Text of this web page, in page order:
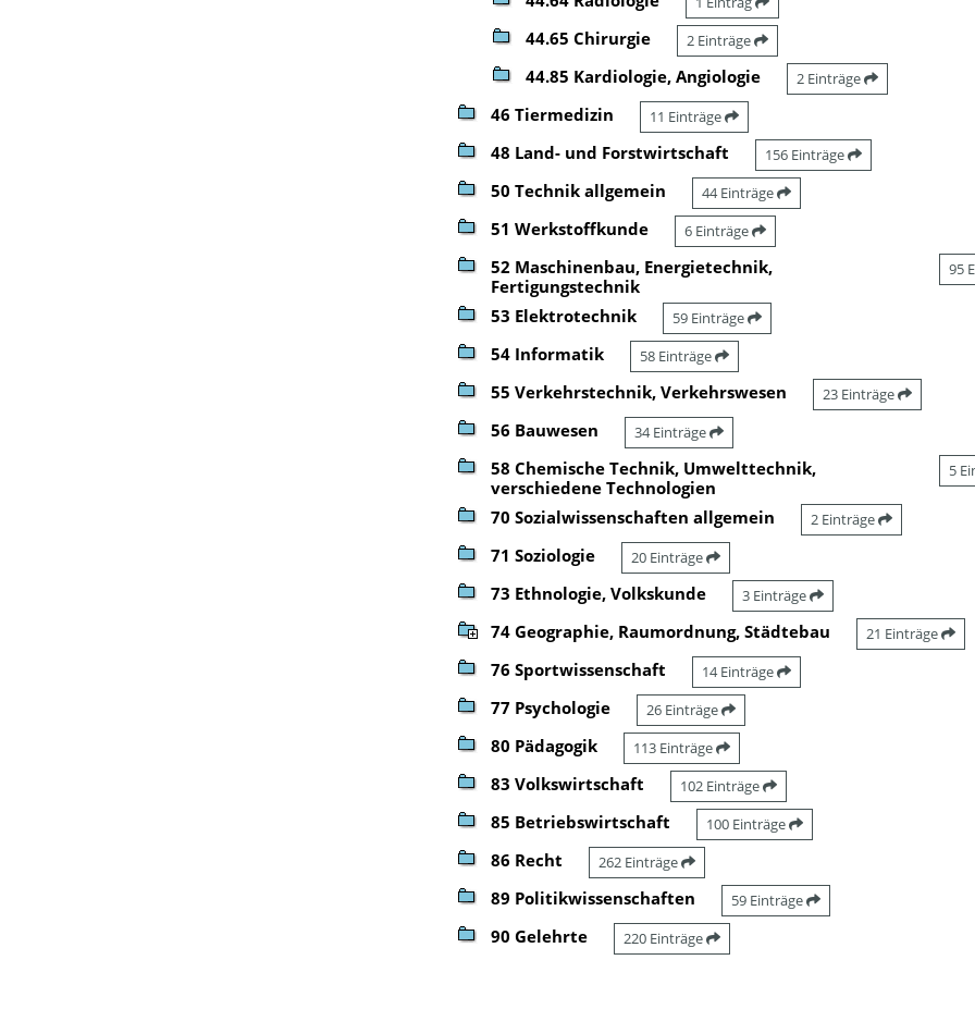
44.65 Chirurgie 2 Einträge
44.85 Kardiologie, Angiologie 2 Einträge
46 Tiermedizin 11 Einträge
48 Land- und Forstwirtschaft 156 Einträge
50 Technik allgemein 44 Einträge
51 Werkstoffkunde 6 Einträge
52 Maschinenbau, Energietechnik,
Fertigungstechnik
95
53 Elektrotechnik 59 Einträge
54 Informatik 58 Einträge
55 Verkehrstechnik, Verkehrswesen 23 Einträge
56 Bauwesen 34 Einträge
58 Chemische Technik, Umwelttechnik,
verschiedene Technologien
5
70 Sozialwissenschaften allgemein 2 Einträge
71 Soziologie 20 Einträge
73 Ethnologie, Volkskunde 3 Einträge
74 Geographie, Raumordnung, Städtebau 21 Einträge
76 Sportwissenschaft 14 Einträge
77 Psychologie 26 Einträge
80 Pädagogik 113 Einträge
83 Volkswirtschaft 102 Einträge
85 Betriebswirtschaft 100 Einträge
86 Recht 262 Einträge
89 Politikwissenschaften 59 Einträge
90 Gelehrte 220 Einträge